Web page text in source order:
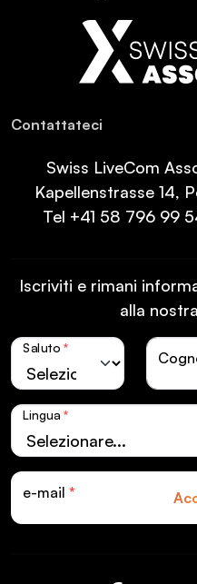
Con­tat­ta­teci
Swiss LiveCom
Kapellenstrasse 14,
Tel +41 58 796 99
Iscriviti e rimani
alla
Saluto *
Lingua *
e-mail *